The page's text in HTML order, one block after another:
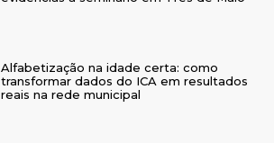
Alfabetização na idade certa: como
transformar dados do ICA em resultados
reais na rede municipal